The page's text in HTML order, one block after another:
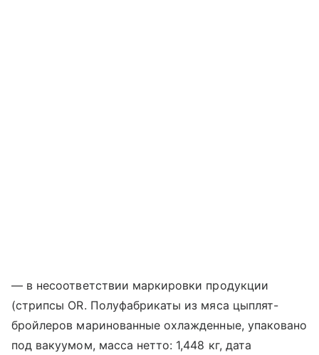
— в несоответствии маркировки продукции
(стрипсы OR. Полуфабрикаты из мяса цыплят-
бройлеров маринованные охлажденные, упаковано
под вакуумом, масса нетто: 1,448 кг, дата